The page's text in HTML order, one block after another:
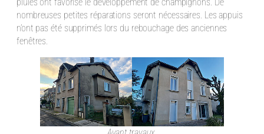
nombreuses petites réparations seront nécessaires. Les appuis
n’ont pas été supprimés lors du rebouchage des anciennes
fenêtres.